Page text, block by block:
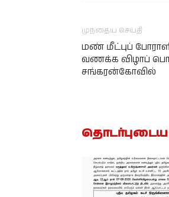
முந்தைய செய்தி
மண் மீட்புப்
வணக்க விழாப்
சங்கரன்கோவில்